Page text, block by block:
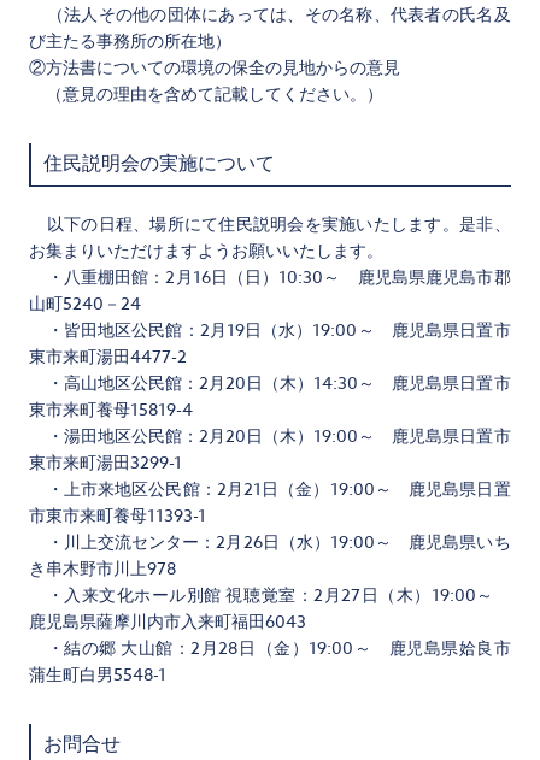
（法人その他の団体にあっては、その名称、代表者の氏名及
び主たる事務所の所在地）
②方法書についての環境の保全の見地からの意見
（意見の理由を含めて記載してください。）
住民説明会の実施について
以下の日程、場所にて住民説明会を実施いたします。是非、
お集まりいただけますようお願いいたします。
・八重棚田館：2月16日（日）10:30～ 鹿児島県鹿児島市郡
山町5240－24
・皆田地区公民館：2月19日（水）19:00～ 鹿児島県日置市
東市来町湯田4477-2
・高山地区公民館：2月20日（木）14:30～ 鹿児島県日置市
東市来町養母15819-4
・湯田地区公民館：2月20日（木）19:00～ 鹿児島県日置市
東市来町湯田3299-1
・上市来地区公民館：2月21日（金）19:00～ 鹿児島県日置
市東市来町養母11393-1
・川上交流センター：2月26日（水）19:00～ 鹿児島県いち
き串木野市川上978
・入来文化ホール別館 視聴覚室：2月27日（木）19:00～
鹿児島県薩摩川内市入来町福田6043
・結の郷 大山館：2月28日（金）19:00～ 鹿児島県姶良市
蒲生町白男5548-1
お問合せ